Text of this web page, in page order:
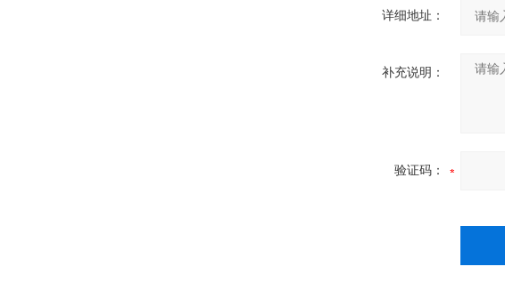
详细地址：
补充说明：
验证码：